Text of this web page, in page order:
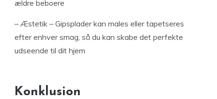
ældre beboere
– Æstetik – Gipsplader kan males eller tapetseres
efter enhver smag, så du kan skabe det perfekte
udseende til dit hjem
Konklusion